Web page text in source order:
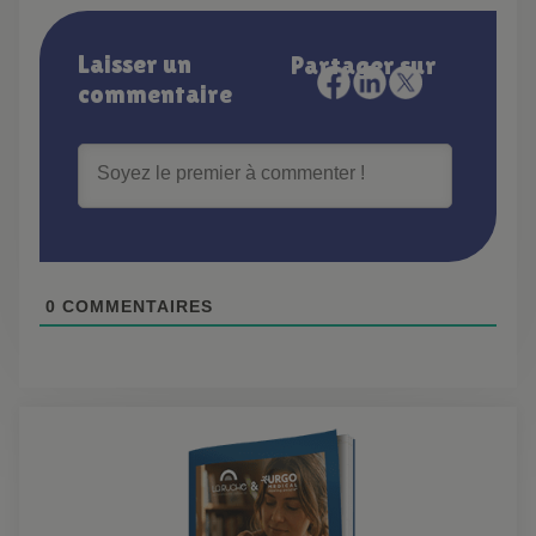
Laisser un
commentaire
Partager sur
0 COMMENTAIRES